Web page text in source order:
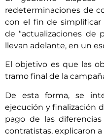
redeterminaciones de
con el fin de simplificar
de “actualizaciones de
llevan adelante, en un
El objetivo es que las
tramo final de la
De esta forma, se
ejecución y finalización
pago de las
contratistas, explicaron a